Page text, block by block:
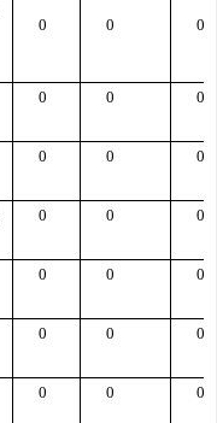
0 0 0
0 0 0
0 0 0
0 0 0
0 0 0
0 0 0
0 0 0